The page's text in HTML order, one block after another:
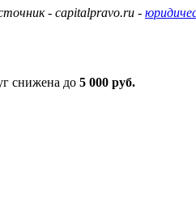
- capitalpravo.ru -
снижена до 5 000 руб.